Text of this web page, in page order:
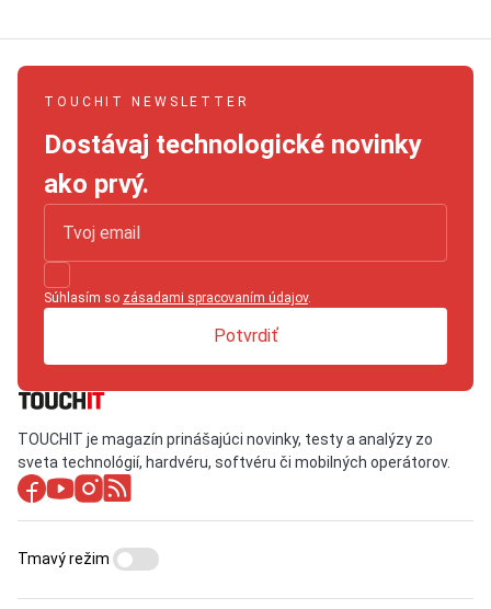
TOUCHIT NEWSLETTER
Dostávaj technologické novinky
ako prvý.
Súhlasím so zásadami spracovaním údajov.
Potvrdiť
TOUCHIT je magazín prinášajúci novinky, testy a analýzy zo
sveta technológií, hardvéru, softvéru či mobilných operátorov.
Tmavý režim